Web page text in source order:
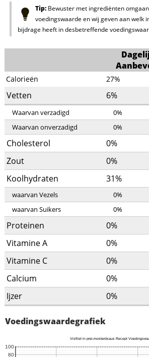
Tip:Bewuster met ingrediënten
voedingswaarde en wij geven aan welk
bijdrage heeft in desbetreffende
Calorieën 27%
Vetten 6%
Waarvan verzadigd 0%
Waarvan onverzadigd
0%
Cholesterol 0%
Zout
0%
Koolhydraten
31%
waarvan Vezels 0%
waarvan Suikers
0%
Proteinen 0%
Vitamine A
0%
Vitamine C
0%
Calcium
0%
Ijzer
0%
Voedingswaardegrafiek